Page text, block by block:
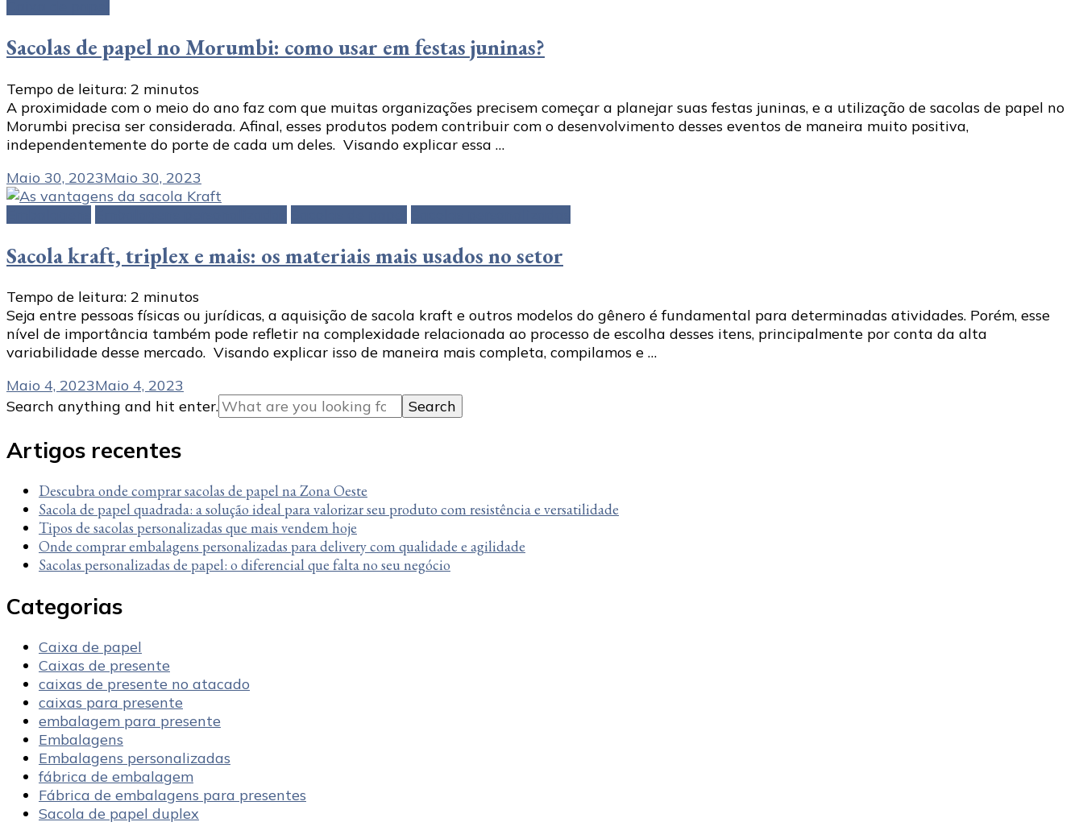
Sacolas de papel no Morumbi: como usar em festas juninas?
Tempo de leitura: 2 minutos
A proximidade com o meio do ano faz com que muitas organizações precisem começar a planejar suas festas juninas, e a utilização de sacolas de papel no
Morumbi precisa ser considerada. Afinal, esses produtos podem contribuir com o desenvolvimento desses eventos de maneira muito positiva,
independentemente do porte de cada um deles. Visando explicar essa …
Maio 30, 2023Maio 30, 2023
Sacola kraft, triplex e mais: os materiais mais usados no setor
Tempo de leitura: 2 minutos
Seja entre pessoas físicas ou jurídicas, a aquisição de sacola kraft e outros modelos do gênero é fundamental para determinadas atividades. Porém, esse
nível de importância também pode refletir na complexidade relacionada ao processo de escolha desses itens, principalmente por conta da alta
variabilidade desse mercado. Visando explicar isso de maneira mais completa, compilamos e …
Maio 4, 2023Maio 4, 2023
Looking
Something?
Search anything and hit enter.
Artigos recentes
Descubra onde comprar sacolas de papel na Zona Oeste
Sacola de papel quadrada: a solução ideal para valorizar seu produto com resistência e versatilidade
Tipos de sacolas personalizadas que mais vendem hoje
Onde comprar embalagens personalizadas para delivery com qualidade e agilidade
Sacolas personalizadas de papel: o diferencial que falta no seu negócio
Categorias
Caixa de papel
Caixas de presente
caixas de presente no atacado
caixas para presente
embalagem para presente
Embalagens
Embalagens personalizadas
fábrica de embalagem
Fábrica de embalagens para presentes
Sacola de papel duplex